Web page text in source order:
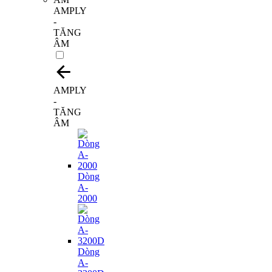
AMPLY
-
TĂNG
ÂM
AMPLY
-
TĂNG
ÂM
Dòng
A-
2000
Dòng
A-